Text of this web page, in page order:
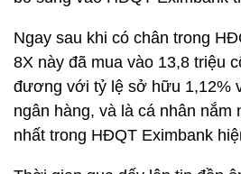
Ngay sau khi có chân trong
8X này đã mua vào 13,8 triệu
đương với tỷ lệ sở hữu 1,12%
ngân hàng, và là cá nhân nắm
nhất trong HĐQT Eximbank